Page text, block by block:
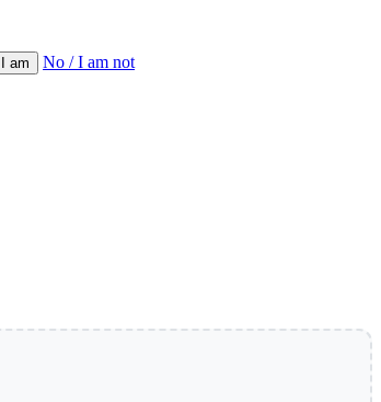
No / I am not